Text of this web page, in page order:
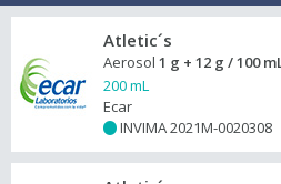
Atletic´s
Aerosol 1 g + 12 g / 100
200 mL
Ecar
INVIMA 2021M-0020308